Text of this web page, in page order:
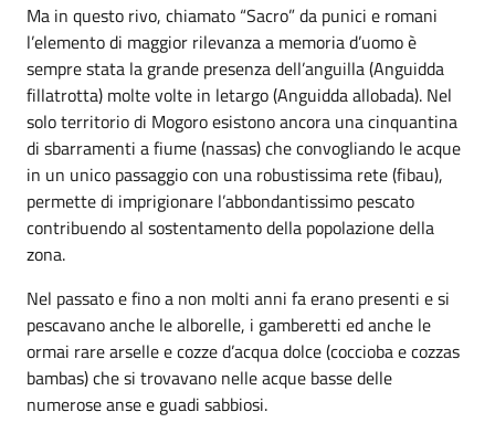
Ma in questo rivo, chiamato “Sacro” da punici e romani
l’elemento di maggior rilevanza a memoria d’uomo è
sempre stata la grande presenza dell’anguilla (Anguidda
fillatrotta) molte volte in letargo (Anguidda allobada). Nel
solo territorio di Mogoro esistono ancora una cinquantina
di sbarramenti a fiume (nassas) che convogliando le acque
in un unico passaggio con una robustissima rete (fibau),
permette di imprigionare l’abbondantissimo pescato
contribuendo al sostentamento della popolazione della
zona.
Nel passato e fino a non molti anni fa erano presenti e si
pescavano anche le alborelle, i gamberetti ed anche le
ormai rare arselle e cozze d’acqua dolce (coccioba e cozzas
bambas) che si trovavano nelle acque basse delle
numerose anse e guadi sabbiosi.